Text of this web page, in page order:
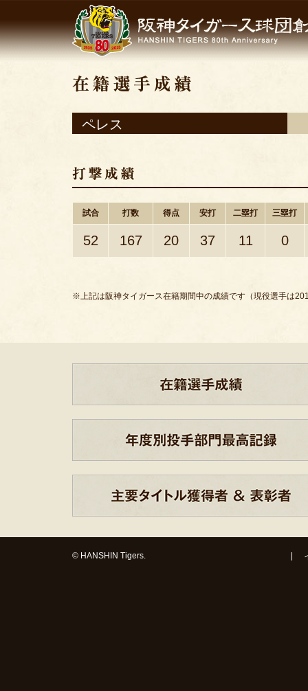
ペレス
試合 打数 得点 安打 二塁打 三塁打
52 167 20 37 11 0
※上記は阪神タイガース在籍期間中の成績です（現役選手は
© HANSHIN Tigers.